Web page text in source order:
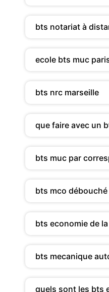
bts notariat à
ecole bts muc
bts nrc marseille
que faire avec un
bts muc par
bts mco débouché
bts economie de
bts mecanique
quels sont les bts